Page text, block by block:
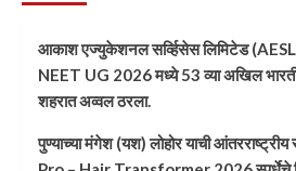
आकाश एज्युकेशनल सर्व्हिसेस लिमिटेड (AESL)
NEET UG 2026 मध्ये 53 व्या अखिल
शहरात अव्वल ठरला.
पुण्याच्या मंगेश (यश) लोहोर याची